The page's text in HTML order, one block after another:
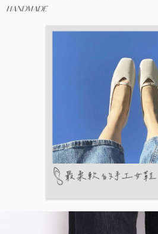
２．關於個人資料處理事宜，請瀏覽以下網址
３．未成年的使用者請事先徵得法定代理人
「AFTEE先享後付」，若未經同意申辦者引
４．使用「AFTEE先享後付」時，將依據個
時審查核予不同之上限額度；若仍有額度不
５．嚴禁一人註冊多個帳號或使用他人資訊
恩沛科技股份有限公司將有權停止該用戶之